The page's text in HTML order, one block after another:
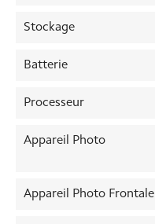
Stockage
Batterie
Processeur
Appareil Photo
Appareil Photo Frontale